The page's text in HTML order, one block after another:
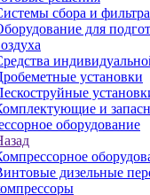
сбора и
для
установки
и
оборудование
дизельные